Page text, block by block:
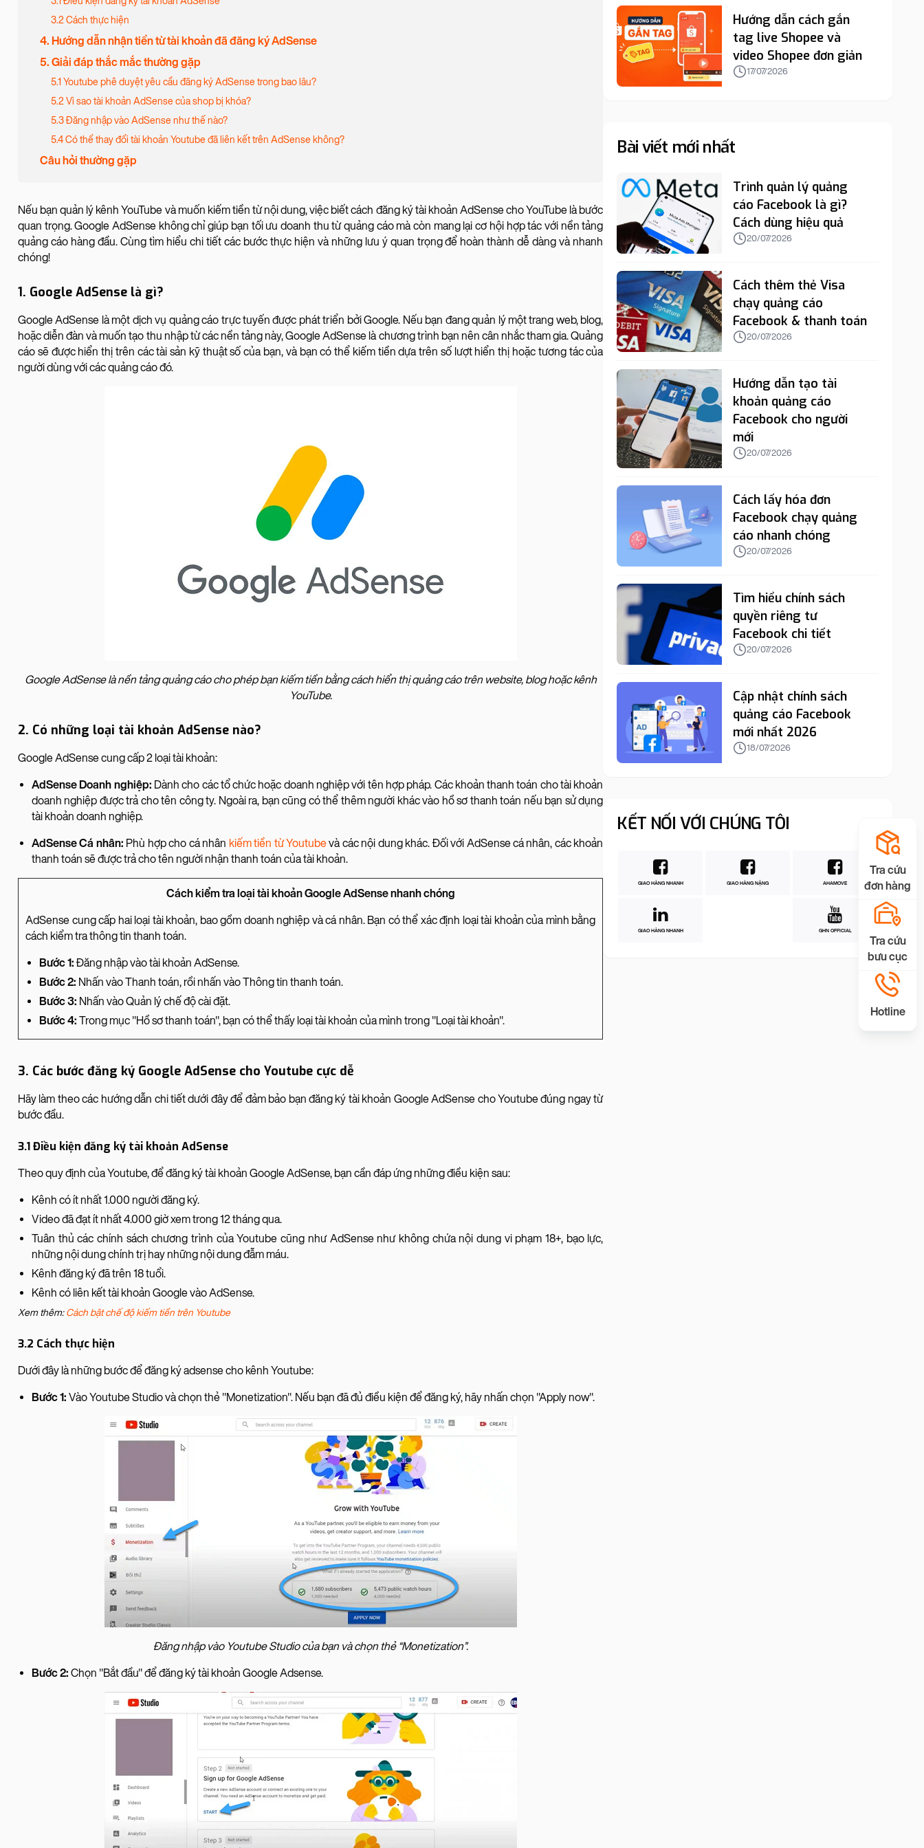
3.2 Cách thực hiện
4. Hướng dẫn nhận tiền từ tài khoản đã đăng ký AdSense
5. Giải đáp thắc mắc thường gặp
5.1 Youtube phê duyệt yêu cầu đăng ký AdSense trong bao lâu?
5.2 Vì sao tài khoản AdSense của shop bị khóa?
5.3 Đăng nhập vào AdSense như thế nào?
5.4 Có thể thay đổi tài khoản Youtube đã liên kết trên AdSense không?
Câu hỏi thường gặp
Nếu bạn quản lý kênh YouTube và muốn kiếm tiền từ nội dung, việc biết cách đăng ký tài khoản AdSense cho YouTube là bước
quan trọng. Google AdSense không chỉ giúp bạn tối ưu doanh thu từ quảng cáo mà còn mang lại cơ hội hợp tác với nền tảng
quảng cáo hàng đầu. Cùng tìm hiểu chi tiết các bước thực hiện và những lưu ý quan trọng để hoàn thành dễ dàng và nhanh
chóng!
1. Google AdSense là gì?
Google AdSense là một dịch vụ quảng cáo trực tuyến được phát triển bởi Google. Nếu bạn đang quản lý một trang web, blog,
hoặc diễn đàn và muốn tạo thu nhập từ các nền tảng này, Google AdSense là chương trình bạn nên cân nhắc tham gia. Quảng
cáo sẽ được hiển thị trên các tài sản kỹ thuật số của bạn, và bạn có thể kiếm tiền dựa trên số lượt hiển thị hoặc tương tác của
người dùng với các quảng cáo đó.
Google AdSense là nền tảng quảng cáo cho phép bạn kiếm tiền bằng cách hiển thị quảng cáo trên website, blog hoặc kênh
YouTube.
2. Có những loại tài khoản AdSense nào?
Google AdSense cung cấp 2 loại tài khoản:
AdSense Doanh nghiệp: Dành cho các tổ chức hoặc doanh nghiệp với tên hợp pháp. Các khoản thanh toán cho tài khoản
doanh nghiệp được trả cho tên công ty. Ngoài ra, bạn cũng có thể thêm người khác vào hồ sơ thanh toán nếu bạn sử dụng
tài khoản doanh nghiệp.
AdSense Cá nhân: Phù hợp cho cá nhân kiếm tiền từ Youtubevà các nội dung khác. Đối với AdSense cá nhân, các khoản
thanh toán sẽ được trả cho tên người nhận thanh toán của tài khoản.
Cách kiểm tra loại tài khoản Google AdSense nhanh chóng
AdSense cung cấp hai loại tài khoản, bao gồm doanh nghiệp và cá nhân. Bạn có thể xác định loại tài khoản của mình bằng
cách kiểm tra thông tin thanh toán.
Bước 1:Đăng nhập vào tài khoản AdSense.
Bước 2: Nhấn vào Thanh toán, rồi nhấn vào Thông tin thanh toán.
Bước 3: Nhấn vào Quản lý chế độ cài đặt.
Bước 4: Trong mục "Hồ sơ thanh toán", bạn có thể thấy loại tài khoản của mình trong "Loại tài khoản".
3. Các bước đăng ký Google AdSense cho Youtube cực dễ
Hãy làm theo các hướng dẫn chi tiết dưới đây để đảm bảo bạn đăng ký tài khoản Google AdSense cho Youtube đúng ngay từ
bước đầu.
3.1 Điều kiện đăng ký tài khoản AdSense
Theo quy định của Youtube, để đăng ký tài khoản Google AdSense, bạn cần đáp ứng những điều kiện sau:
Kênh có ít nhất 1.000 người đăng ký.
Video đã đạt ít nhất 4.000 giờ xem trong 12 tháng qua.
Tuân thủ các chính sách chương trình của Youtube cũng như AdSense như không chứa nội dung vi phạm 18+, bạo lực,
những nội dung chính trị hay những nội dung đẫm máu.
Kênh đăng ký đã trên 18 tuổi.
Kênh có liên kết tài khoản Google vào AdSense.
Xem thêm:Cách bật chế độ kiếm tiền trên Youtube
3.2 Cách thực hiện
Dưới đây là những bước để đăng ký adsense cho kênh Youtube:
Bước 1: Vào Youtube Studio và chọn thẻ "Monetization". Nếu bạn đã đủ điều kiện để đăng ký, hãy nhấn chọn "Apply now".
Đăng nhập vào Youtube Studio của bạn và chọn thẻ “Monetization”.
Bước 2: Chọn "Bắt đầu" để đăng ký tài khoản Google Adsense.
Hướng dẫn cách gắn
tag live Shopee và
video Shopee đơn giản
17/07/2026
Bài viết mới nhất
Trình quản lý quảng
cáo Facebook là gì?
Cách dùng hiệu quả
20/07/2026
Cách thêm thẻ Visa
chạy quảng cáo
Facebook & thanh toán
20/07/2026
Hướng dẫn tạo tài
khoản quảng cáo
Facebook cho người
mới
20/07/2026
Cách lấy hóa đơn
Facebook chạy quảng
cáo nhanh chóng
20/07/2026
Tìm hiểu chính sách
quyền riêng tư
Facebook chi tiết
20/07/2026
Cập nhật chính sách
quảng cáo Facebook
mới nhất 2026
18/07/2026
KẾT NỐI VỚI CHÚNG TÔI
GIAO HÀNG NHANH GIAO HÀNG NẶNG AHAMOVE
GIAO HÀNG NHANH GHN OFFICIAL
Tra cứu
đơn hàng
Tra cứu
bưu cục
Hotline